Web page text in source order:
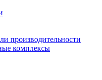
производительности
комплексы